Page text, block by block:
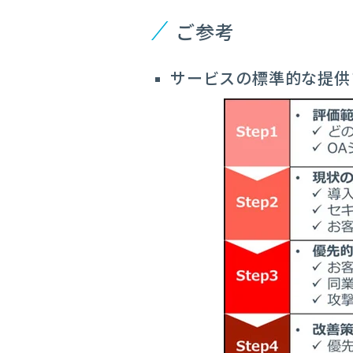
ご参考
サービスの標準的な提